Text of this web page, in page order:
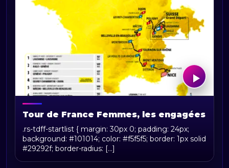
Tour de France Femmes, les engagées
.rs-tdff-startlist { margin: 30px 0; padding: 24px;
background: #101014; color: #f5f5f5; border: 1px solid
#29292f; border-radius: [...]